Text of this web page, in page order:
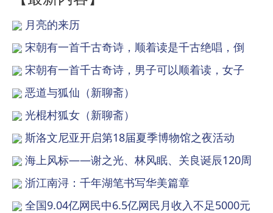
月亮的来历
宋朝有一首千古奇诗，顺着读是千古绝唱，倒
宋朝有一首千古奇诗，男子可以顺着读，女子
恶道与狐仙（新聊斋）
光棍村狐女（新聊斋）
斯洛文尼亚开启第18届夏季博物馆之夜活动
海上风标——谢之光、林风眠、关良诞辰120周
浙江南浔：千年湖笔书写华美篇章
全国9.04亿网民中6.5亿网民月收入不足5000元